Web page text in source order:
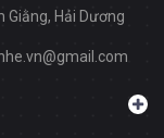
Giằng, Hải Dương